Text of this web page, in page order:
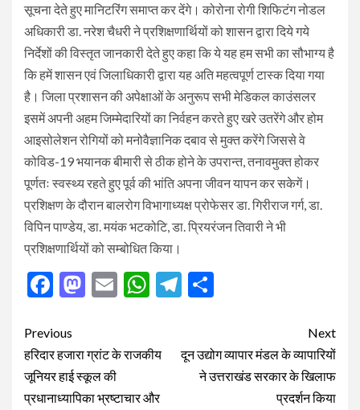
सूचना देते हुए मानिटरिंग समाप्त कर देंगे। कोरोना रोगी शिफिटंग नोडल
अधिकारी डा. नरेश चैधरी ने प्रशिक्षणार्थियों को शासन द्वारा दिये गये
निर्देशों की विस्तृत जानकारी देते हुए कहा कि ये यह हम सभी का सौभाग्य है
कि हमें शासन एवं जिलाधिकारी द्वारा यह अति महत्वपूर्ण टास्क दिया गया
है। जिला प्रशासन की अपेक्षाओं के अनुरूप सभी मेडिकल काउंसलर
इसमें अपनी अहम जिम्मेदारियों का निर्वहन करते हुए खरे उतरेंगे और होम
आइसोलेशन रोगियों को मनोवैज्ञानिक दबाव से मुक्त करेंगे जिससे वे
कोविड-19 भयानक बीमारी से ठीक होने के उपरान्त, तनावमुक्त होकर
पूर्णतः स्वस्थ्य रहते हुए पूर्व की भांति अपना जीवन यापन कर सकेगें।
प्रशिक्षण के दौरान बालरोग विभागाध्यक्ष प्रोफेसर डा. गिरीराज गर्ग, डा.
विपिन पाण्डेय, डा. मयंक भटकोटि, डा. प्रियरंजन तिवारी ने भी
प्रशिक्षणार्थियों को सम्बोधित किया।
Facebook
Mastodon
EmailWhatsApp
Telegram
Post
navigation
Previous
हरिदार हजारा ग्रांट के राजकीय
जूनियर हाई स्कूल की
प्रधानाध्यापिका भ्रष्टाचार और
Next
दून उद्योग व्यापार मंडल के व्यापारियों
ने उत्तराखंड सरकार के खिलाफ
प्रदर्शन किया